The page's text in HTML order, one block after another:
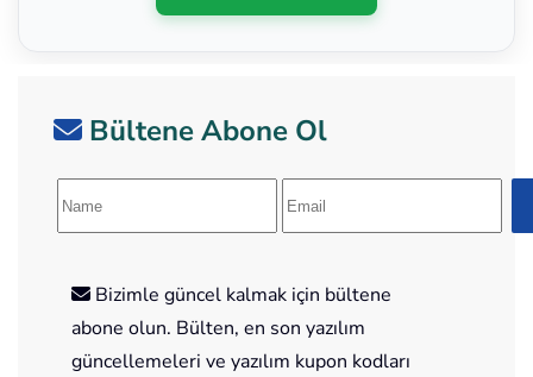
Bültene Abone Ol
Bizimle güncel kalmak için bültene
abone olun. Bülten, en son yazılım
güncellemeleri ve yazılım kupon kodları